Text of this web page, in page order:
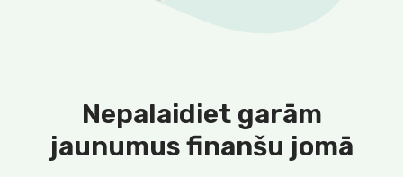
Nepalaidiet garām
jaunumus finanšu jomā